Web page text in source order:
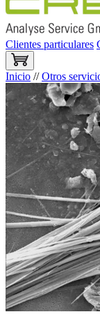
Clientes particulares
Inicio //Otros